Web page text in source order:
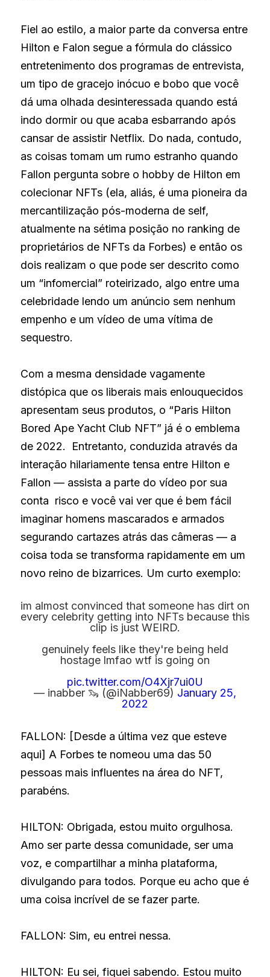
Fiel ao estilo, a maior parte da conversa entre
Hilton e Falon segue a fórmula do clássico
entretenimento dos programas de entrevista,
um tipo de gracejo inócuo e bobo que você
dá uma olhada desinteressada quando está
indo dormir ou que acaba esbarrando após
cansar de assistir Netflix. Do nada, contudo,
as coisas tomam um rumo estranho quando
Fallon pergunta sobre o hobby de Hilton em
colecionar NFTs (ela, aliás, é uma pioneira da
mercantilização pós-moderna de self,
atualmente na sétima posição no ranking de
proprietários de NFTs da Forbes) e então os
dois realizam o que pode ser descrito como
um “infomercial” roteirizado, algo entre uma
celebridade lendo um anúncio sem nenhum
empenho e um vídeo de uma vítima de
sequestro.
Com a mesma densidade vagamente
distópica que os liberais mais enlouquecidos
apresentam seus produtos, o “Paris Hilton
Bored Ape Yacht Club NFT” já é o emblema
de 2022.  Entretanto, conduzida através da
interação hilariamente tensa entre Hilton e
Fallon — assista a parte do vídeo por sua
conta  risco e você vai ver que é bem fácil
imaginar homens mascarados e armados
segurando cartazes atrás das câmeras — a
coisa toda se transforma rapidamente em um
novo reino de bizarrices. Um curto exemplo:
im almost convinced that someone has dirt on
every celebrity getting into NFTs because this
clip is just WEIRD.
genuinely feels like they're being held
hostage lmfao wtf is going on
pic.twitter.com/O4Xjr7ui0U
— inabber 🦦 (@iNabber69) January 25,
2022
FALLON: [Desde a última vez que esteve
aqui] A Forbes te nomeou uma das 50
pessoas mais influentes na área do NFT,
parabéns.
HILTON: Obrigada, estou muito orgulhosa.
Amo ser parte dessa comunidade, ser uma
voz, e compartilhar a minha plataforma,
divulgando para todos. Porque eu acho que é
uma coisa incrível de se fazer parte.
FALLON: Sim, eu entrei nessa.
HILTON: Eu sei, fiquei sabendo. Estou muito